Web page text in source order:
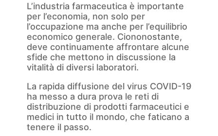
L’industria farmaceutica è importante
per l’economia, non solo per
l’occupazione ma anche per l’equilibrio
economico generale. Ciononostante,
deve continuamente affrontare alcune
sfide che mettono in discussione la
vitalità di diversi laboratori.
La rapida diffusione del virus COVID-19
ha messo a dura prova le reti di
distribuzione di prodotti farmaceutici e
medici in tutto il mondo, che faticano a
tenere il passo.